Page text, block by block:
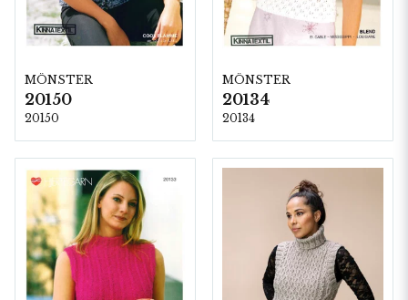
MÖNSTER
20150
20150
MÖNSTER
20134
20134